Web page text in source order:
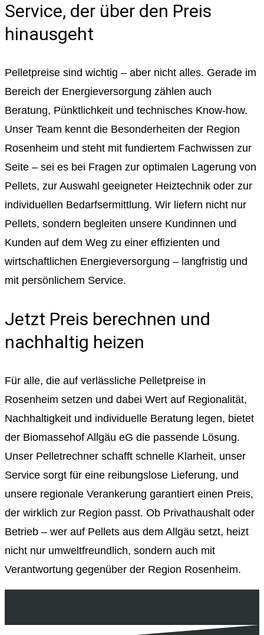
Service, der über den Preis
hinausgeht
Pelletpreise sind wichtig – aber nicht alles. Gerade im
Bereich der Energieversorgung zählen auch
Beratung, Pünktlichkeit und technisches Know-how.
Unser Team kennt die Besonderheiten der Region
Rosenheim und steht mit fundiertem Fachwissen zur
Seite – sei es bei Fragen zur optimalen Lagerung von
Pellets, zur Auswahl geeigneter Heiztechnik oder zur
individuellen Bedarfsermittlung. Wir liefern nicht nur
Pellets, sondern begleiten unsere Kundinnen und
Kunden auf dem Weg zu einer effizienten und
wirtschaftlichen Energieversorgung – langfristig und
mit persönlichem Service.
Jetzt Preis berechnen und
nachhaltig heizen
Für alle, die auf verlässliche Pelletpreise in
Rosenheim setzen und dabei Wert auf Regionalität,
Nachhaltigkeit und individuelle Beratung legen, bietet
der Biomassehof Allgäu eG die passende Lösung.
Unser Pelletrechner schafft schnelle Klarheit, unser
Service sorgt für eine reibungslose Lieferung, und
unsere regionale Verankerung garantiert einen Preis,
der wirklich zur Region passt. Ob Privathaushalt oder
Betrieb – wer auf Pellets aus dem Allgäu setzt, heizt
nicht nur umweltfreundlich, sondern auch mit
Verantwortung gegenüber der Region Rosenheim.